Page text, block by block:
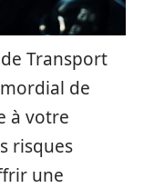
Transport
de
à votre
risques
une